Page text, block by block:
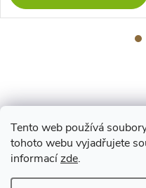
Tento web používá
tohoto webu vyjadřujete
informacízde.
Z